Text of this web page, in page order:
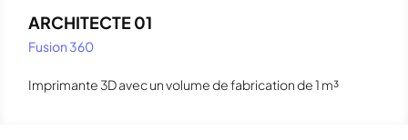
ARCHITECTE 01
Fusion 360
Imprimante 3D avec un volume de fabrication de 1 m³